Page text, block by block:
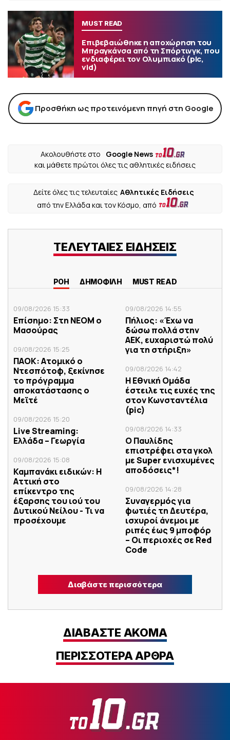
MUST READ
Επιβεβαιώθηκε η αποχώρηση του
Μπραγκάνσα από τη Σπόρτινγκ, που
ενδιαφέρει τον Ολυμπιακό (pic,
vid)
Προσθήκη ως προτεινόμενη πηγή στη Google
Ακολουθήστε στο
Google News
και μάθετε πρώτοι όλες τις αθλητικές ειδήσεις
Δείτε όλες τις τελευταίες Αθλητικές Ειδήσεις
από την Ελλάδα και τον Κόσμο, από
ΤΕΛΕΥΤΑΙΕΣ ΕΙΔΗΣΕΙΣ
ΡΟΗ ΔΗΜΟΦΙΛΗ MUST READ
09/08/2026 15:33
Επίσημο: Στη ΝΕΟΜ ο
Μασούρας
09/08/2026 15:25
ΠΑΟΚ: Ατομικό ο
Ντεσπότοφ, ξεκίνησε
το πρόγραμμα
αποκατάστασης ο
Μεϊτέ
09/08/2026 15:20
Live Streaming:
Ελλάδα – Γεωργία
09/08/2026 15:08
Καμπανάκι ειδικών: Η
Αττική στο
επίκεντρο της
έξαρσης του ιού του
Δυτικού Νείλου - Τι να
προσέχουμε
09/08/2026 14:55
Πήλιος: «Έχω να
δώσω πολλά στην
ΑΕΚ, ευχαριστώ πολύ
για τη στήριξη»
09/08/2026 14:42
Η Εθνική Ομάδα
έστειλε τις ευχές της
στον Κωνσταντέλια
(pic)
09/08/2026 14:33
Ο Παυλίδης
επιστρέφει στα γκολ
με Super ενισχυμένες
αποδόσεις*!
09/08/2026 14:28
Συναγερμός για
φωτιές τη Δευτέρα,
ισχυροί άνεμοι με
ριπές έως 9 μποφόρ
– Οι περιοχές σε Red
Code
Διαβάστε περισσότερα
ΔΙΑΒΑΣΤΕ ΑΚΟΜΑ
ΠΕΡΙΣΣΟΤΕΡΑ ΑΡΘΡΑ